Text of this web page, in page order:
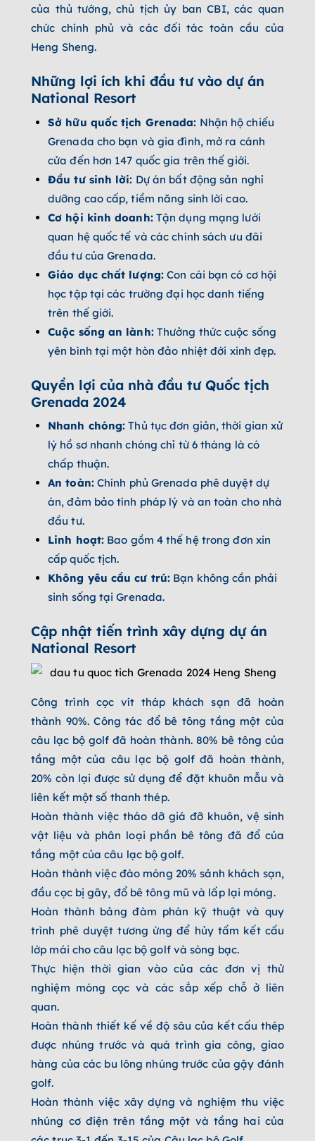
của thủ tướng, chủ tịch ủy ban CBI, các quan
chức chính phủ và các đối tác toàn cầu của
Heng Sheng.
Những lợi ích khi đầu tư vào dự án
National Resort
Sở hữu quốc tịch Grenada: Nhận hộ chiếu
Grenada cho bạn và gia đình, mở ra cánh
cửa đến hơn 147 quốc gia trên thế giới.
Đầu tư sinh lời: Dự án bất động sản nghỉ
dưỡng cao cấp, tiềm năng sinh lời cao.
Cơ hội kinh doanh:Tận dụng mạng lưới
quan hệ quốc tế và các chính sách ưu đãi
đầu tư của Grenada.
Giáo dục chất lượng: Con cái bạn có cơ hội
học tập tại các trường đại học danh tiếng
trên thế giới.
Cuộc sống an lành:Thưởng thức cuộc sống
yên bình tại một hòn đảo nhiệt đới xinh đẹp.
Quyền lợi của nhà đầu tư Quốc tịch
Grenada 2024
Nhanh chóng: Thủ tục đơn giản, thời gian xử
lý hồ sơ nhanh chóng chỉ từ 6 tháng là có
chấp thuận.
An toàn:Chính phủ Grenada phê duyệt dự
án, đảm bảo tính pháp lý và an toàn cho nhà
đầu tư.
Linh hoạt: Bao gồm 4 thế hệ trong đơn xin
cấp quốc tịch.
Không yêu cầu cư trú: Bạn không cần phải
sinh sống tại Grenada.
Cập nhật tiến trình xây dựng dự án
National Resort
Công trình cọc vít tháp khách sạn đã hoàn
thành 90%. Công tác đổ bê tông tầng một của
câu lạc bộ golf đã hoàn thành. 80% bê tông của
tầng một của câu lạc bộ golf đã hoàn thành,
20% còn lại được sử dụng để đặt khuôn mẫu và
liên kết một số thanh thép.
Hoàn thành việc tháo dỡ giá đỡ khuôn, vệ sinh
vật liệu và phân loại phần bê tông đã đổ của
tầng một của câu lạc bộ golf.
Hoàn thành việc đào móng 20% ​​sảnh khách sạn,
đầu cọc bị gãy, đổ bê tông mũ và lấp lại móng.
Hoàn thành bảng đàm phán kỹ thuật và quy
trình phê duyệt tương ứng để hủy tấm kết cấu
lớp mái cho câu lạc bộ golf và sòng bạc.
Thực hiện thời gian vào của các đơn vị thử
nghiệm móng cọc và các sắp xếp chỗ ở liên
quan.
Hoàn thành thiết kế về độ sâu của kết cấu thép
được nhúng trước và quá trình gia công, giao
hàng của các bu lông nhúng trước của gậy đánh
golf.
Hoàn thành việc xây dựng và nghiệm thu việc
nhúng cơ điện trên tầng một và tầng hai của